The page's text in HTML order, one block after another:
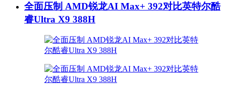
全面压制 AMD锐龙AI Max+ 392对比英特尔酷
睿Ultra X9 388H